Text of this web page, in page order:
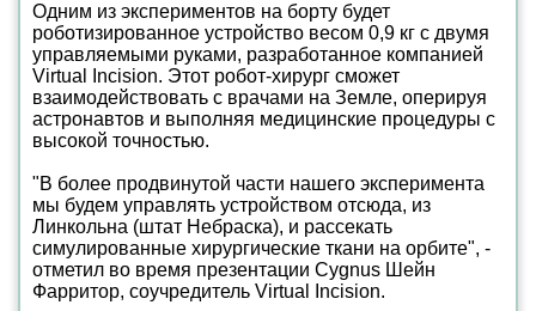
Одним из экспериментов на борту будет
роботизированное устройство весом 0,9 кг с двумя
управляемыми руками, разработанное компанией
Virtual Incision. Этот робот-хирург сможет
взаимодействовать с врачами на Земле, оперируя
астронавтов и выполняя медицинские процедуры с
высокой точностью.
"В более продвинутой части нашего эксперимента
мы будем управлять устройством отсюда, из
Линкольна (штат Небраска), и рассекать
симулированные хирургические ткани на орбите", -
отметил во время презентации Cygnus Шейн
Фарритор, соучредитель Virtual Incision.